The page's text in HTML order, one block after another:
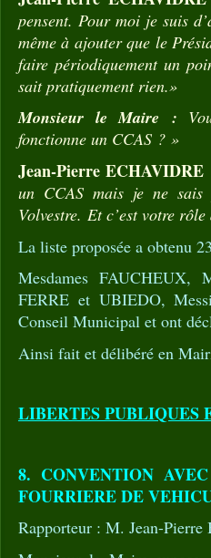
pensent. Pour moi je suis
même à ajouter que le
faire périodiquement un
sait pratiquement rien.»
Monsieur le Maire :
fonctionne un CCAS ? »
Jean-Pierre ECHAVIDRE
un CCAS mais je ne sais
Volvestre. Et c’est votre
La liste proposée a obtenu
Mesdames FAUCHEUX,
FERRE et UBIEDO,
Conseil Municipal et ont
Ainsi fait et délibéré en
LIBERTES PUBLIQUES
8. CONVENTION
FOURRIERE DE
Rapporteur : M. Jean-